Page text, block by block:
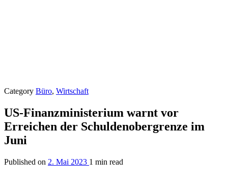
Category Büro, Wirtschaft
US-Finanzministerium warnt vor
Erreichen der Schuldenobergrenze im
Juni
Published on 2. Mai 2023 1 min read